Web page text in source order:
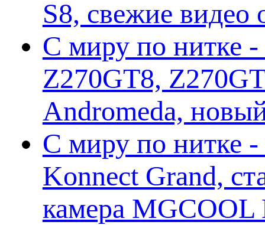
S8, свежие
С миру по нитке -
Z270GT8,
Andromeda,
С миру по нитке -
Konnect Grand,
камера MGCOOL